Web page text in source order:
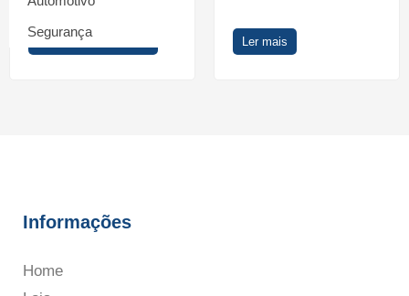
Segurança
Adicionar ao carrinho Ler mais
Informações
Home